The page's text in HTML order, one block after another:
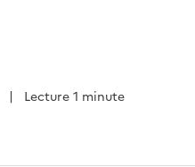
| Lecture 1 minute